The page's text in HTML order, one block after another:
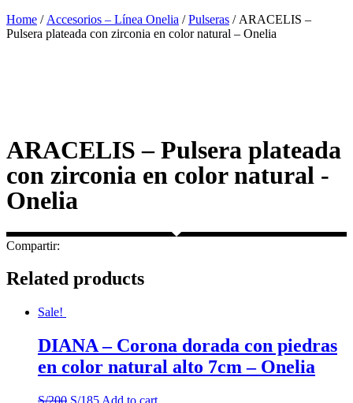
Home / Accesorios – Línea Onelia /Pulseras / ARACELIS –
Pulsera plateada con zirconia en color natural – Onelia
ARACELIS – Pulsera plateada
con zirconia en color natural -
Onelia
Compartir:
Related products
Sale!
DIANA – Corona dorada con piedras
en color natural alto 7cm – Onelia
S/200 S/185 Add to cart